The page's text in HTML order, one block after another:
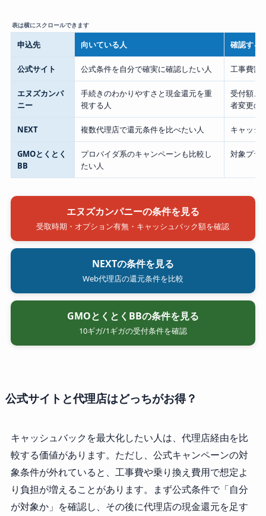
申込先 向いている人 確認する
公式サイト 公式条件を自分で確実に確認したい人 工事費割
エヌズカンパ
ニー
手続きのわかりやすさと現金還元を重
視する人
受付額、
者変更の
NEXT 複数代理店で還元条件を比べたい人 キャッシ
GMOとくとく
BB
プロバイダ系のキャンペーンも比較し
たい人
対象プラ
エヌズカンパニーの条件を見る
受取時期・オプション有無・キャッシュバック額を確認
NEXTの条件を見る
Web代理店の還元条件を比較
GMOとくとくBBの条件を見る
10ギガ/1ギガの受付条件を確認
公式サイトと代理店はどっちがお得？
キャッシュバックを最大化したい人は、代理店経由を比
較する価値があります。ただし、公式キャンペーンの対
象条件が外れていると、工事費や乗り換え費用で想定よ
り負担が増えることがあります。まず公式条件で「自分
が対象か」を確認し、その後に代理店の現金還元を足す